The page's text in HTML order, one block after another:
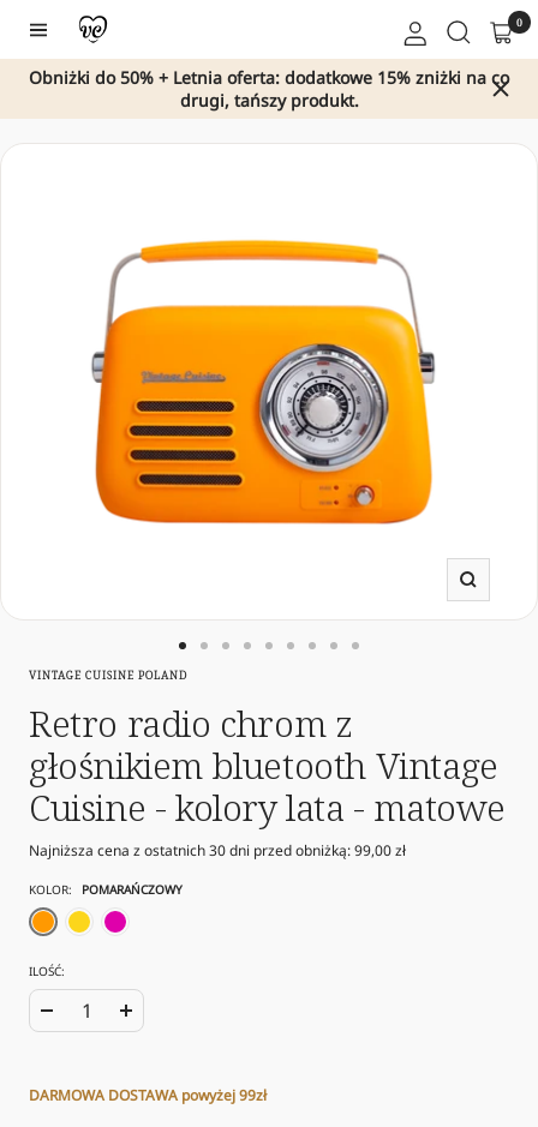
treści
Nawigacja 0
Obniżki do 50% + Letnia oferta: dodatkowe 15% zniżki na co
drugi, tańszy produkt.
Przejdź
do
slajdu
1
Przejdź
slajdu
11
Przejdź
slajdu
12
Przejdź
13
Przejdź
14
Przejdź
15
Przejdź
16
Przejdź
17
Przejdź
VINTAGE CUISINE POLAND
Retro radio chrom z
głośnikiem bluetooth Vintage
Cuisine - kolory lata - matowe
Najniższa cena z ostatnich 30 dni przed obniżką:99,00 zł
KOLOR: POMARAŃCZOWY
pomarańczowy
żółtyfuksja
ILOŚĆ:
Zwiększ
Zmniejsz
DARMOWA DOSTAWA powyżej 99zł